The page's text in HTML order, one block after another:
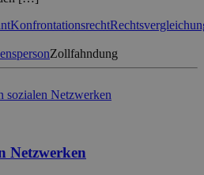
Konfrontationsrecht
Zollfahndung
Netzwerken